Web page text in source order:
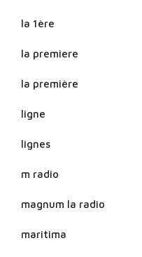
la 1ère
la premiere
la première
ligne
lignes
m radio
magnum la radio
maritima